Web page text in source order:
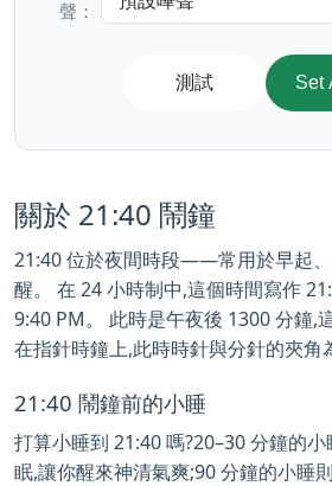
聲：
測試 Set
關於 21:40 鬧鐘
21:40 位於夜間時段——常用於早起
醒。 在 24 小時制中,這個時間寫作
9:40 PM。 此時是午夜後 1300 分鐘,
在指針時鐘上,此時時針與分針的夾角
21:40 鬧鐘前的小睡
打算小睡到 21:40 嗎?20–30 分鐘的
眠,讓你醒來神清氣爽;90 分鐘的小睡